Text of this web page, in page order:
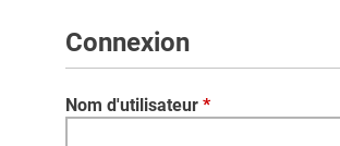
Connexion
Nom d'utilisateur *